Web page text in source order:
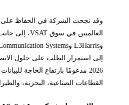
وقد نجحت الشركة في الحفاظ على
إلى استمرار الطلب على حلول
2026 مدعومًا بارتفاع الحاجة
القطاعات الصناعية، البحرية،